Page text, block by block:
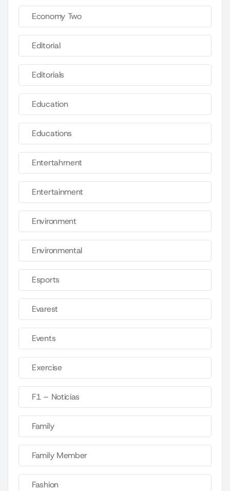
Economy Two
Editorial
Editorials
Education
Educations
Entertahrnent
Entertainment
Environment
Environmental
Esports
Evarest
Events
Exercise
F1 – Noticias
Family
Family Member
Fashion